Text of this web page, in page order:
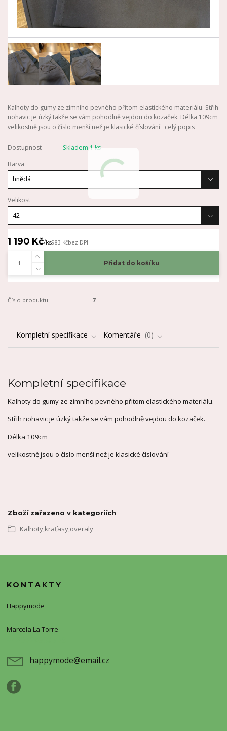
Kalhoty do gumy ze zimního pevného přitom elastického materiálu. Střih
nohavic je úzký takže se vám pohodlně vejdou do kozaček. Délka 109cm
velikostně jsou o číslo menší než je klasické číslování celý popis
Dostupnost
Skladem 1 ks
Barva
Velikost
1 190 Kč/ks983 Kčbez DPH
Přidat do košíku
Číslo produktu: 7
Kompletní specifikace Komentáře 0
Kompletní specifikace
Kalhoty do gumy ze zimního pevného přitom elastického materiálu.
Střih nohavic je úzký takže se vám pohodlně vejdou do kozaček.
Délka 109cm
velikostně jsou o číslo menší než je klasické číslování
Zboží zařazeno v kategoriích
Kalhoty,kraťasy,overaly
KONTAKTY
Happymode
Marcela La Torre
happymode@email.cz